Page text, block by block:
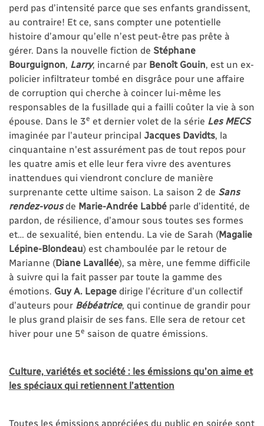
perd pas d’intensité parce que ses enfants grandissent,
au contraire! Et ce, sans compter une potentielle
histoire d’amour qu’elle n’est peut-être pas prête à
gérer. Dans la nouvelle fiction de Stéphane
Bourguignon, Larry, incarné par Benoît Gouin, est un ex-
policier infiltrateur tombé en disgrâce pour une affaire
de corruption qui cherche à coincer lui-même les
responsables de la fusillade qui a failli coûter la vie à son
épouse. Dans le 3e et dernier volet de la série Les MECS
imaginée par l’auteur principal Jacques Davidts, la
cinquantaine n'est assurément pas de tout repos pour
les quatre amis et elle leur fera vivre des aventures
inattendues qui viendront conclure de manière
surprenante cette ultime saison. La saison 2 de Sans
rendez-vousde Marie-Andrée Labbé parle d’identité, de
pardon, de résilience, d’amour sous toutes ses formes
et… de sexualité, bien entendu. La vie de Sarah (Magalie
Lépine-Blondeau) est chamboulée par le retour de
Marianne (Diane Lavallée), sa mère, une femme difficile
à suivre qui la fait passer par toute la gamme des
émotions. Guy A. Lepage dirige l’écriture d’un collectif
d’auteurs pour Bébéatrice, qui continue de grandir pour
le plus grand plaisir de ses fans. Elle sera de retour cet
hiver pour une 5e saison de quatre émissions.
Culture, variétés et société : les émissions qu’on aime et
les spéciaux qui retiennent l’attention
Toutes les émissions appréciées du public en soirée sont